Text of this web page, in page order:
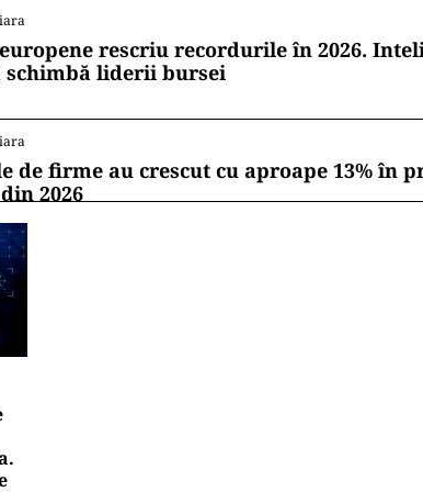
rescriu recordurile în 2026.
liderii bursei
de firme au crescut cu aproape 13% în
2026